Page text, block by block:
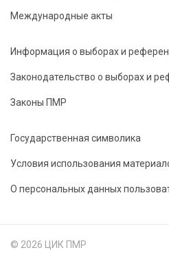
Международные акты
Информация о выборах и
Законодательство о выборах и
Законы ПМР
Государственная символика
Условия использования
О персональных данных
© 2026 ЦИК ПМР